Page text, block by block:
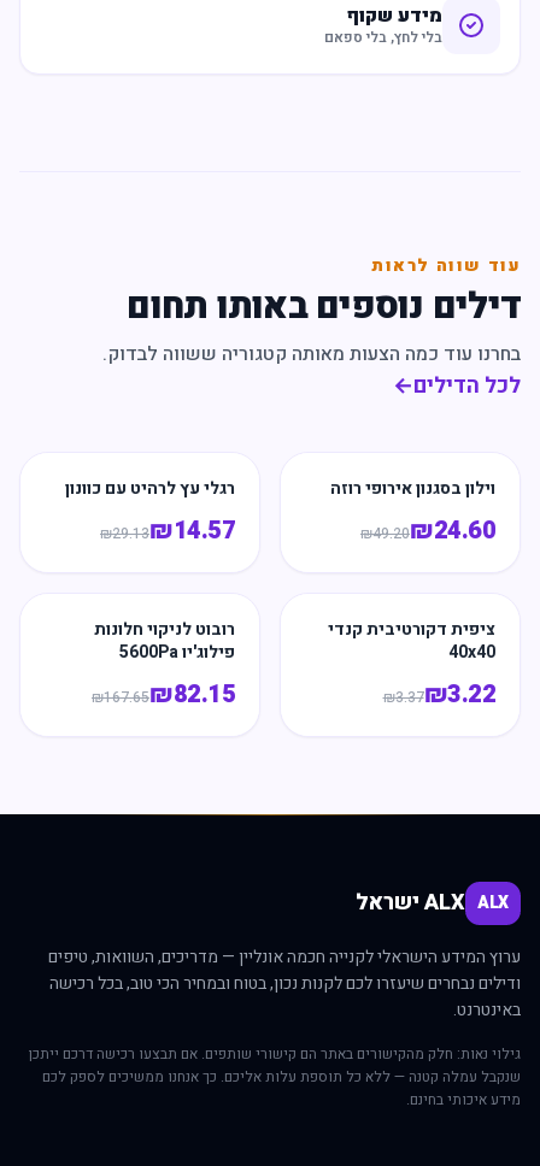
מידע שקוף
בלי לחץ, בלי ספאם
עוד שווה לראות
דילים נוספים באותו תחום
בחרנו עוד כמה הצעות מאותה קטגוריה ששווה לבדוק.
לכל הדילים←
וילון בסגנון אירופי רוזה
₪24.60
₪49.20
רגלי עץ לרהיט עם כוונון
₪14.57
₪29.13
ציפית דקורטיבית קנדי
40x40
₪3.22
₪3.37
רובוט לניקוי חלונות
פילוג'יו 5600Pa
₪82.15
₪167.65
ALX ALX ישראל
ערוץ המידע הישראלי לקנייה חכמה אונליין — מדריכים, השוואות, טיפים
ודילים נבחרים שיעזרו לכם לקנות נכון, בטוח ובמחיר הכי טוב, בכל רכישה
באינטרנט.
גילוי נאות: חלק מהקישורים באתר הם קישורי שותפים. אם תבצעו רכישה דרכם ייתכן
שנקבל עמלה קטנה — ללא כל תוספת עלות אליכם. כך אנחנו ממשיכים לספק לכם
מידע איכותי בחינם.